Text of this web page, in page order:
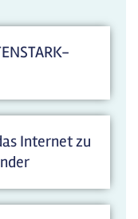
Internet zu